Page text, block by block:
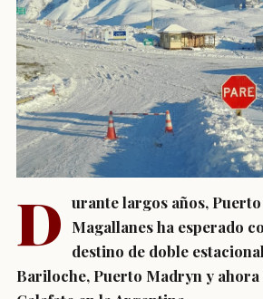
D urante largos años,
Magallanes ha esperado
destino de doble
Bariloche, Puerto Madryn y